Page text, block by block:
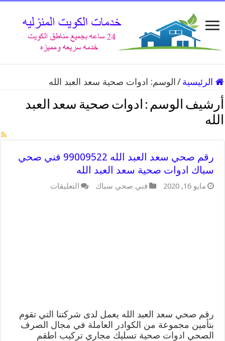
الرئيسية / الوسم: ادوات صحية سعد العبد الله
أرشيف الوسم : ادوات صحية سعد العبد
الله
رقم صحي سعد العبد الله 99009522 فني صحي
سباك ادوات صحية سعد العبد الله
مايو 16, 2020 فني صحي سباك التعليقات
الله
مغلقة
رقم صحي سعد العبد الله يعمل لدى شركتنا التي تقوم
بتأمين مجموعة من الكوادر العاملة في مجال الصرف
الصحي ادوات صحية تسليك مجاري تركيب اطقم